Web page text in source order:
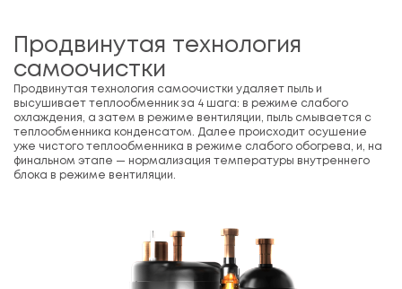
Продвинутая технология
самоочистки
Продвинутая технология самоочистки удаляет пыль и
высушивает теплообменник за 4 шага: в режиме слабого
охлаждения, а затем в режиме вентиляции, пыль смывается с
теплообменника конденсатом. Далее происходит осушение
уже чистого теплообменника в режиме слабого обогрева, и, на
финальном этапе — нормализация температуры внутреннего
блока в режиме вентиляции.